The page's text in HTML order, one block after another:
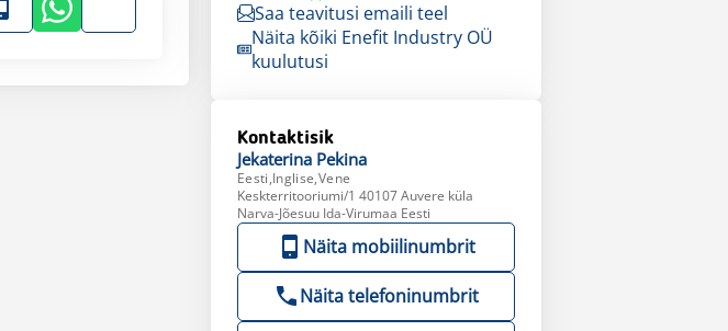
Saa teavitusi emaili teel
Näita kõiki Enefit Industry OÜ
kuulutusi
Kontaktisik
Jekaterina Pekina
Eesti,Inglise,Vene
Keskterritooriumi/1 40107 Auvere küla
Narva-Jõesuu Ida-Virumaa Eesti
Näita mobiilinumbrit
Näita telefoninumbrit